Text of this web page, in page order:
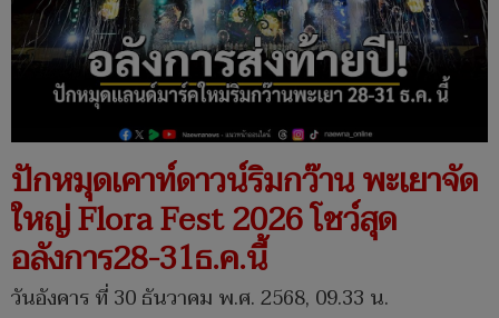
ปักหมุดเคาท์ดาวน์ริมกว๊าน พะเยาจัด
ใหญ่ Flora Fest 2026 โชว์สุด
อลังการ28-31ธ.ค.นี้
วันอังคาร ที่ 30 ธันวาคม พ.ศ. 2568, 09.33 น.